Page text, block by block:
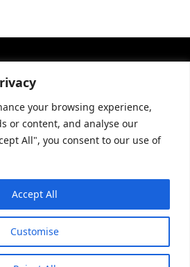
your browsing experience,
or content, and analyse our
All", you consent to our use of
Customise
Accept All
tájékoztató